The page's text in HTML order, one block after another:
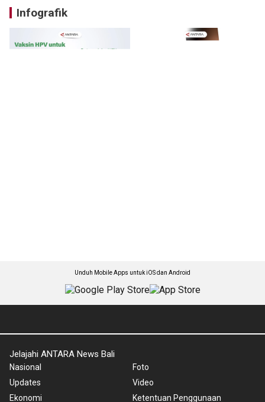
Infografik
Unduh Mobile Apps untuk iOS dan Android
Jelajahi ANTARA News Bali
Nasional
Updates
Ekonomi
Foto
Video
Ketentuan Penggunaan